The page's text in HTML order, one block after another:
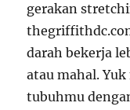
gerakan
darah bekerja
atau mahal.
tubuhmu